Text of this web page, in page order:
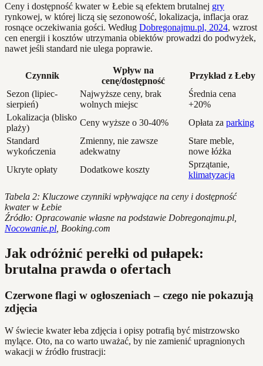
Ceny i dostępność kwater w Łebie są efektem brutalnej gry
rynkowej, w której liczą się sezonowość, lokalizacja, inflacja oraz
rosnące oczekiwania gości. Według Dobregonajmu.pl, 2024, wzrost
cen energii i kosztów utrzymania obiektów prowadzi do podwyżek,
nawet jeśli standard nie ulega poprawie.
Czynnik
Wpływ na
cenę/dostępność
Przykład z Łeby
Sezon (lipiec-
sierpień)
Najwyższe ceny, brak
wolnych miejsc
Średnia cena
+20%
Lokalizacja (blisko
plaży)
Ceny wyższe o 30-40% Opłata za parking
Standard
wykończenia
Zmienny, nie zawsze
adekwatny
Stare meble,
nowe łóżka
Ukryte opłaty
Dodatkowe koszty
Sprzątanie,
klimatyzacja
Tabela 2: Kluczowe czynniki wpływające na ceny i dostępność
kwater w Łebie
Źródło: Opracowanie własne na podstawie Dobregonajmu.pl,
Nocowanie.pl , Booking.com
Jak odróżnić perełki od pułapek:
brutalna prawda o ofertach
Czerwone flagi w ogłoszeniach – czego nie pokazują
zdjęcia
W świecie kwater łeba zdjęcia i opisy potrafią być mistrzowsko
mylące. Oto, na co warto uważać, by nie zamienić upragnionych
wakacji w źródło frustracji: